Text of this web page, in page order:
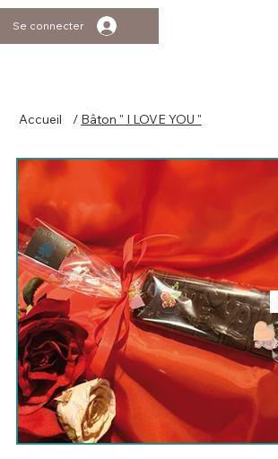
Se connecter
Accueil / Bâton " I LOVE YOU "